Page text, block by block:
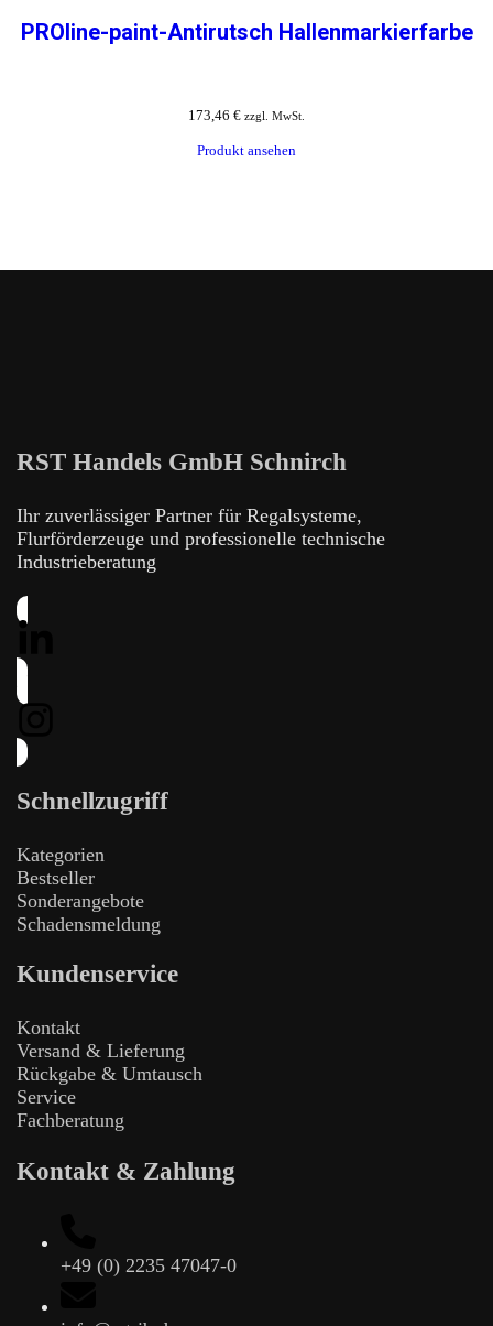
PROline-paint-Antirutsch Hallenmarkierfarbe
173,46 € zzgl. MwSt.
Produkt ansehen
RST Handels GmbH Schnirch
Ihr zuverlässiger Partner für Regalsysteme,
Flurförderzeuge und professionelle technische
Industrieberatung
Schnellzugriff
Kategorien
Bestseller
Sonderangebote
Schadensmeldung
Kundenservice
Kontakt
Versand & Lieferung
Rückgabe & Umtausch
Service
Fachberatung
Kontakt & Zahlung
+49 (0) 2235 47047-0